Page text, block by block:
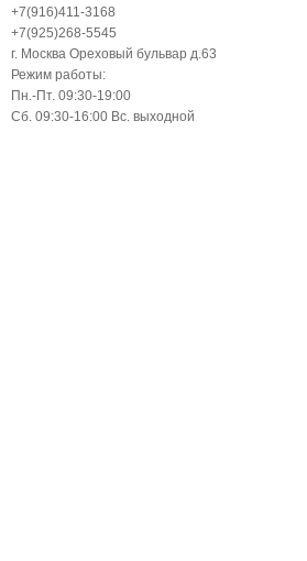
+7(916)411-3168
+7(925)268-5545
г. Москва Ореховый бульвар д.63
Режим работы:
Пн.-Пт. 09:30-19:00
Сб. 09:30-16:00 Вс. выходной